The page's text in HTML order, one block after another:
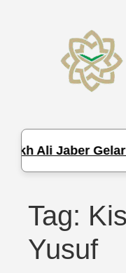
Ali Jaber Gelar
Tag:
Yusuf